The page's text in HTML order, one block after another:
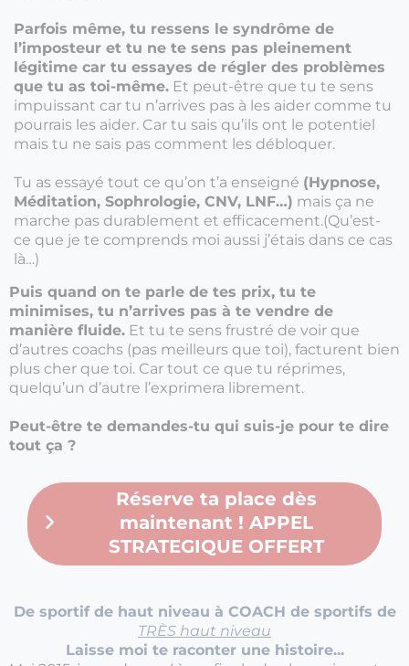
Parfois même, tu ressens le syndrôme de
l’imposteur et tu ne te sens pas pleinement
légitime car tu essayes de régler des problèmes
que tu as toi-même. Et peut-être que tu te sens
impuissant car tu n’arrives pas à les aider comme tu
pourrais les aider. Car tu sais qu’ils ont le potentiel
mais tu ne sais pas comment les débloquer.
Tu as essayé tout ce qu’on t’a enseigné (Hypnose,
Méditation, Sophrologie, CNV, LNF…) mais ça ne
marche pas durablement et efficacement.(Qu’est-
ce que je te comprends moi aussi j’étais dans ce cas
là…)
Puis quand on te parle de tes prix, tu te
minimises, tu n’arrives pas à te vendre de
manière fluide. Et tu te sens frustré de voir que
d’autres coachs (pas meilleurs que toi), facturent bien
plus cher que toi. Car tout ce que tu réprimes,
quelqu’un d’autre l’exprimera librement.
Peut-être te demandes-tu qui suis-je pour te dire
tout ça ?
Réserve ta place dès
maintenant ! APPEL
STRATEGIQUE OFFERT
De sportif de haut niveau à COACH de sportifs de
TRÈS haut niveau
Laisse moi te raconter une histoire...